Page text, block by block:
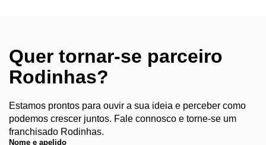
Quer tornar-se parceiro
Rodinhas?
Estamos prontos para ouvir a sua ideia e perceber como
podemos crescer juntos. Fale connosco e torne-se um
franchisado Rodinhas.
Nome e apelido